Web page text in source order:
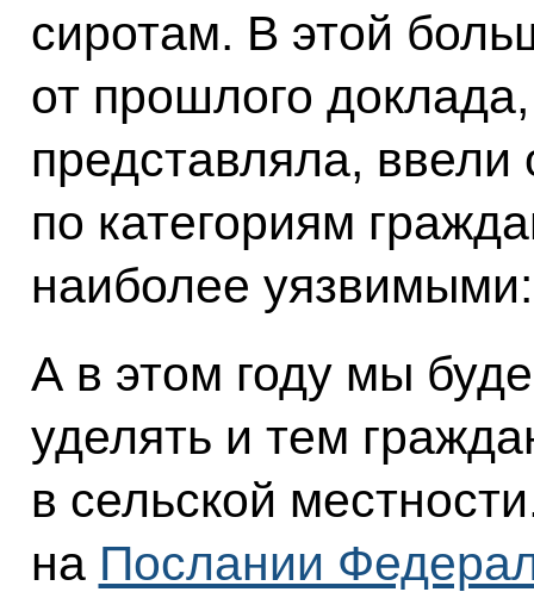
сиротам. В этой
от прошлого
представляла, ввели
по категориям
наиболее
А в этом году мы
уделять и тем
в сельской
на Послании